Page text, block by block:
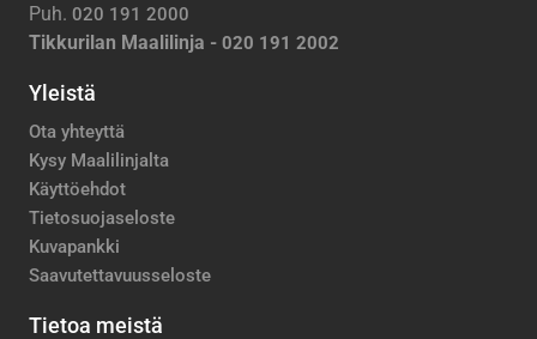
Puh. 020 191 2000
Tikkurilan Maalilinja - 020 191 2002
Yleistä
Ota yhteyttä
Kysy Maalilinjalta
Käyttöehdot
Tietosuojaseloste
Kuvapankki
Saavutettavuusseloste
Tietoa meistä